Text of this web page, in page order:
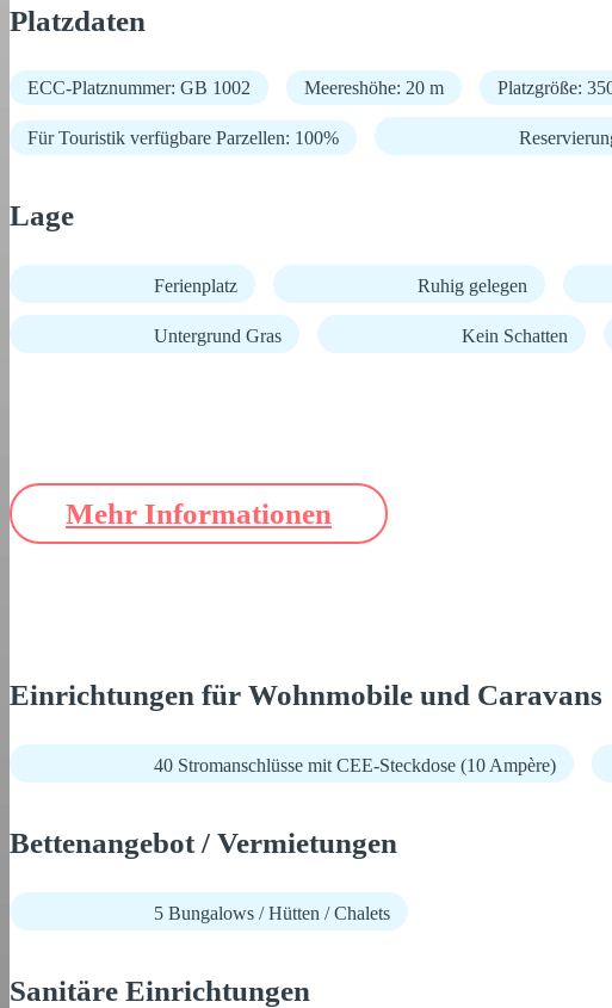
Platzdaten
ECC-Platznummer: GB 1002 Meereshöhe: 20 m Platzgröße:
Für Touristik verfügbare Parzellen: 100%
Lage
Ferienplatz Ruhig gelegen
Untergrund Gras Kein Schatten
Mehr Informationen
Einrichtungen für Wohnmobile und Caravans
40 Stromanschlüsse mit CEE-Steckdose (10 Ampère)
Bettenangebot / Vermietungen
5 Bungalows / Hütten / Chalets
Sanitäre Einrichtungen